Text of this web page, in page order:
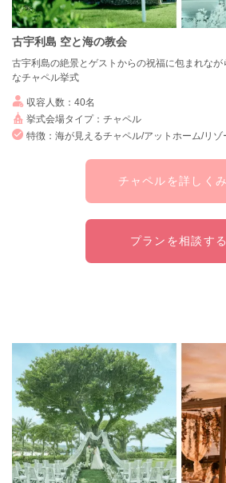
古宇利島 空と海の教会
古宇利島の絶景とゲストからの祝福に包まれな
なチャペル挙式
収容人数：40名
挙式会場タイプ：チャペル
特徴：海が見えるチャペル/アットホーム/リゾ
チャペルを詳しく
プランを相談する